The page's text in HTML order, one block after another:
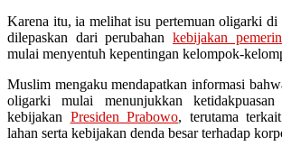
Karena itu, ia melihat isu pertemuan oligarki di
dilepaskan dari perubahan kebijakan
mulai menyentuh kepentingan kelompok-
Muslim mengaku mendapatkan informasi
oligarki mulai menunjukkan ketidakpuasan
kebijakan Presiden Prabowo, terutama
lahan serta kebijakan denda besar terhadap